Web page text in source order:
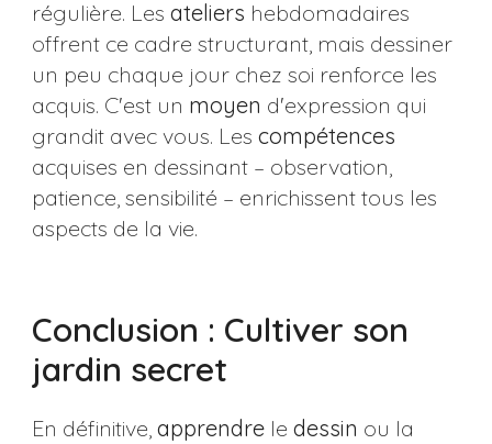
régulière. Les ateliers hebdomadaires
offrent ce cadre structurant, mais dessiner
un peu chaque jour chez soi renforce les
acquis. C'est un moyen d'expression qui
grandit avec vous. Les compétences
acquises en dessinant – observation,
patience, sensibilité – enrichissent tous les
aspects de la vie.
Conclusion : Cultiver son
jardin secret
En définitive, apprendrele dessin ou la